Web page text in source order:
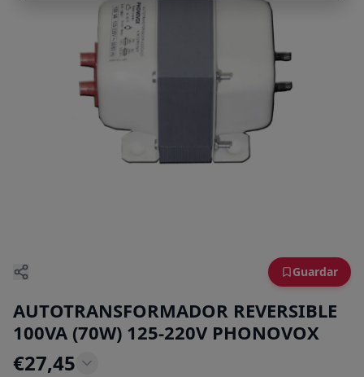
Guardar
AUTOTRANSFORMADOR REVERSIBLE
100VA (70W) 125-220V PHONOVOX
€27,45